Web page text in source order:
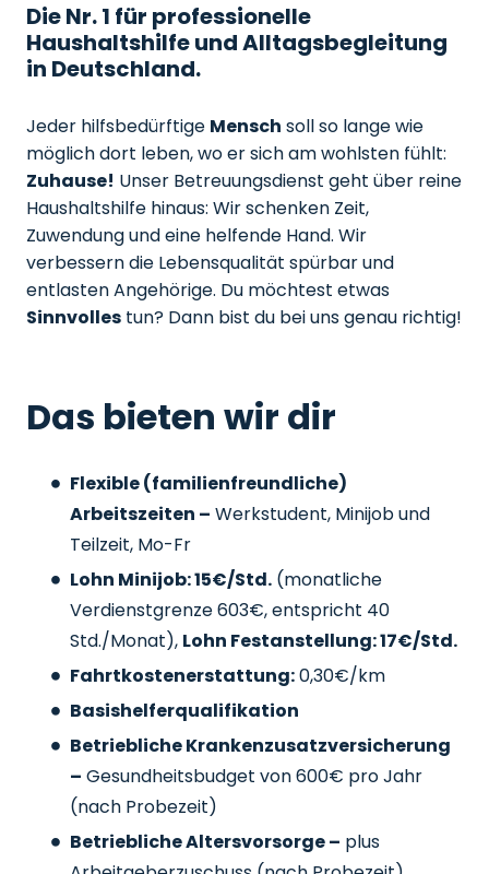
Die Nr. 1 für professionelle
Haushaltshilfe und Alltagsbegleitung
in Deutschland.
Jeder hilfsbedürftige Mensch soll so lange wie
möglich dort leben, wo er sich am wohlsten fühlt:
Zuhause! Unser Betreuungsdienst geht über reine
Haushaltshilfe hinaus: Wir schenken Zeit,
Zuwendung und eine helfende Hand. Wir
verbessern die Lebensqualität spürbar und
entlasten Angehörige. Du möchtest etwas
Sinnvolles tun? Dann bist du bei uns genau richtig!
Das bieten wir dir
Flexible (familienfreundliche)
Arbeitszeiten – Werkstudent, Minijob und
Teilzeit, Mo-Fr
Lohn Minijob: 15€/Std. (monatliche
Verdienstgrenze 603€, entspricht 40
Std./Monat), Lohn Festanstellung: 17€/Std.
Fahrtkostenerstattung:0,30€/km
Basishelferqualifikation
Betriebliche Krankenzusatzversicherung
– Gesundheitsbudget von 600€ pro Jahr
(nach Probezeit)
Betriebliche Altersvorsorge – plus